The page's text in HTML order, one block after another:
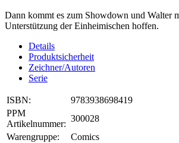
Dann kommt es zum Showdown und Walter
Unterstützung der Einheimischen hoffen.
Details
Produktsicherheit
Zeichner/Autoren
Serie
ISBN:
9783938698419
PPM
Artikelnummer:
300028
Warengruppe:
Comics